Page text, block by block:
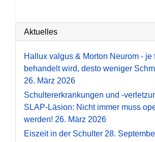
Aktuelles
Hallux valgus & Morton Neurom - je
behandelt wird, desto weniger
26. März 2026
Schultererkrankungen und -
SLAP-Läsion: Nicht immer muss
werden! 26. März 2026
Eiszeit in der Schulter 28.